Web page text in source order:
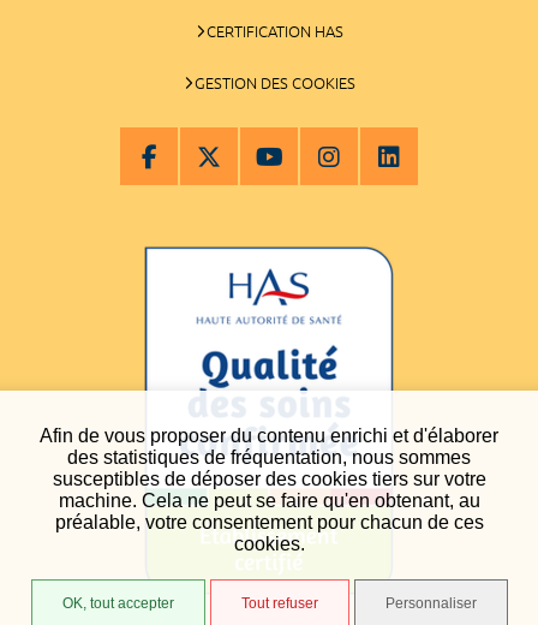
Afin de vous proposer du contenu enrichi et d'élaborer
des statistiques de fréquentation, nous sommes
susceptibles de déposer des cookies tiers sur votre
machine. Cela ne peut se faire qu'en obtenant, au
préalable, votre consentement pour chacun de ces
cookies.
OK, tout accepter Tout refuser Personnaliser
CERTIFICATION HAS
GESTION DES COOKIES